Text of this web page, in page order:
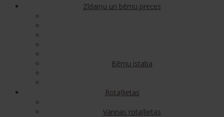
Zīdaiņu un bērnu preces
Bērnu istaba
Rotaļlietas
Vannas rotaļlietas